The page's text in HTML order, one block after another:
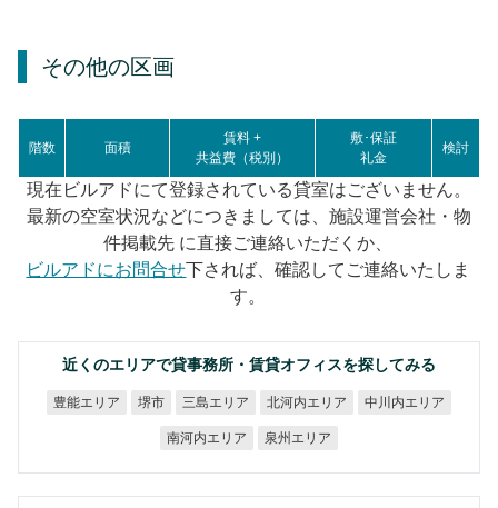
その他の区画
階数 面積
賃料 +
共益費（税別）
敷･保証
礼金
検討
現在ビルアドにて登録されている貸室はございません。
最新の空室状況などにつきましては、施設運営会社・物
件掲載先 に直接ご連絡いただくか、
ビルアドにお問合せ下されば、確認してご連絡いたしま
す。
近くのエリアで貸事務所・賃貸オフィスを探してみる
豊能エリア 堺市 三島エリア 北河内エリア 中川内エリア
南河内エリア 泉州エリア